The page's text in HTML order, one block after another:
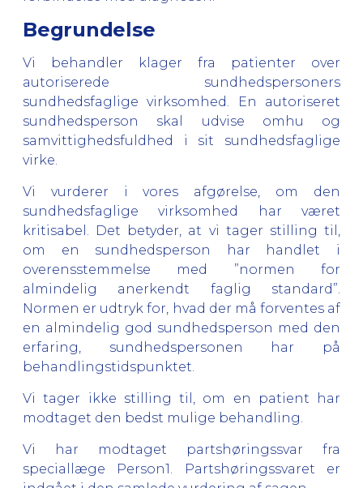
Begrundelse
Vi behandler klager fra patienter over
autoriserede sundhedspersoners
sundhedsfaglige virksomhed. En autoriseret
sundhedsperson skal udvise omhu og
samvittighedsfuldhed i sit sundhedsfaglige
virke.
Vi vurderer i vores afgørelse, om den
sundhedsfaglige virksomhed har været
kritisabel. Det betyder, at vi tager stilling til,
om en sundhedsperson har handlet i
overensstemmelse med ”normen for
almindelig anerkendt faglig standard”.
Normen er udtryk for, hvad der må forventes af
en almindelig god sundhedsperson med den
erfaring, sundhedspersonen har på
behandlingstidspunktet.
Vi tager ikke stilling til, om en patient har
modtaget den bedst mulige behandling.
Vi har modtaget partshøringssvar fra
speciallæge Person1. Partshøringssvaret er